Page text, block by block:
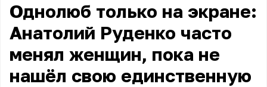
Однолюб только на экране:
Анатолий Руденко часто
менял женщин, пока не
нашёл свою единственную